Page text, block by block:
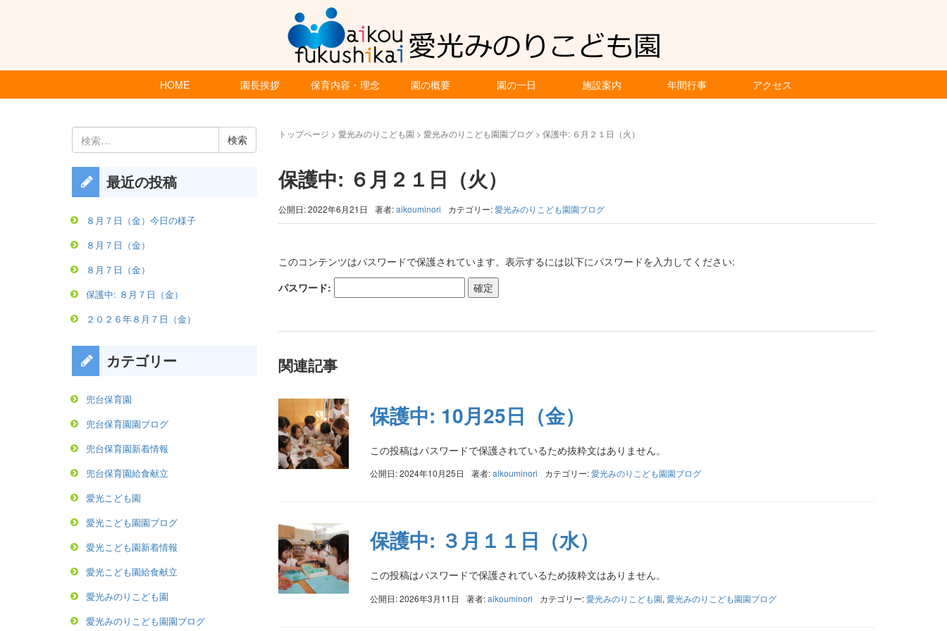
HOME 園長挨拶 保育内容・理念 園の概要 園の一日 施設案内 年間行事 アクセス
トップページ > 愛光みのりこども園 > 愛光みのりこども園園ブログ> 保護中: ６月２１日（火）
保護中: ６月２１日（火）
公開日: 2022年6月21日 著者:aikouminori カテゴリー:愛光みのりこども園園ブログ
このコンテンツはパスワードで保護されています。表示するには以下にパスワードを入力してください:
パスワード:
関連記事
保護中: 10月25日（金）
この投稿はパスワードで保護されているため抜粋文はありません。
公開日: 2024年10月25日 著者:aikouminori カテゴリー:愛光みのりこども園園ブログ
保護中: ３月１１日（水）
この投稿はパスワードで保護されているため抜粋文はありません。
公開日: 2026年3月11日 著者:aikouminori カテゴリー:愛光みのりこども園, 愛光みのりこども園園ブログ
検
索:
最近の投稿
８月７日（金）今日の様子
８月７日（金）
８月７日（金）
保護中: ８月７日（金）
２０２６年８月７日（金）
カテゴリー
兜台保育園
兜台保育園園ブログ
兜台保育園新着情報
兜台保育園給食献立
愛光こども園
愛光こども園園ブログ
愛光こども園新着情報
愛光こども園給食献立
愛光みのりこども園
愛光みのりこども園園ブログ